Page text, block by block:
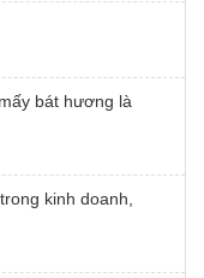
bát hương là
kinh doanh,